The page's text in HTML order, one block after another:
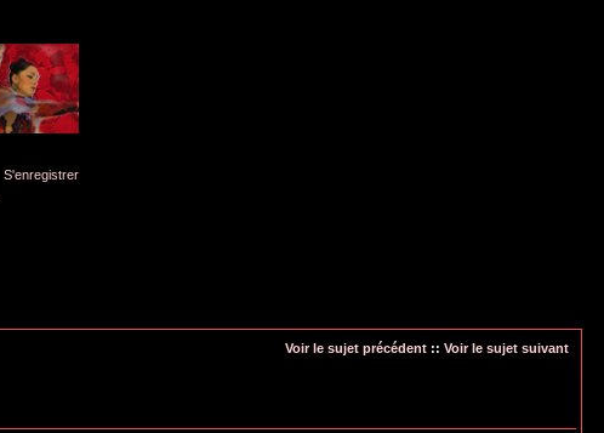
S'enregistrer
Voir le sujet précédent :: Voir le sujet suivant